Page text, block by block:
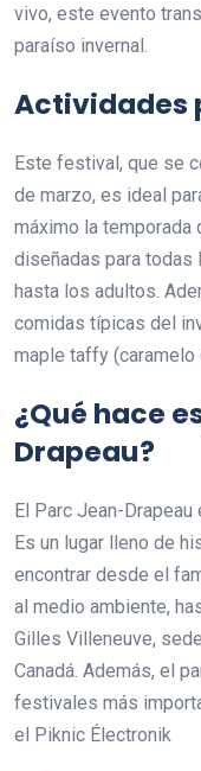
vivo, este evento
paraíso invernal.
Actividades
Este festival, que se
de marzo, es ideal
máximo la temporada
diseñadas para
hasta los adultos.
comidas típicas del
maple taffy (caramelo
¿Qué hace
Drapeau?
El Parc Jean-Drapeau
Es un lugar lleno de
encontrar desde el
al medio ambiente,
Gilles Villeneuve,
Canadá. Además, el
festivales más
el Piknic Électronik